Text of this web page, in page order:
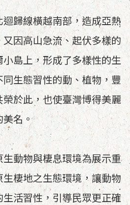
歸線橫越南部，造成亞熱
因高山急流、起伏多樣的
島上，形成了多樣性的生
生態習性的動、植物，豐
於此，也使臺灣博得美麗
美名。
動物與棲息環境為展示重
棲地之生態環境，讓動物
活習性，引導民眾更正確